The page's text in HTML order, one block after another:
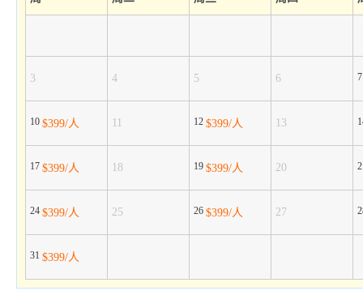
3 4 5 6
10 $399/人 11 12 $399/人 13
17 $399/人 18 19 $399/人 20
24 $399/人 25 26 $399/人 27
31 $399/人